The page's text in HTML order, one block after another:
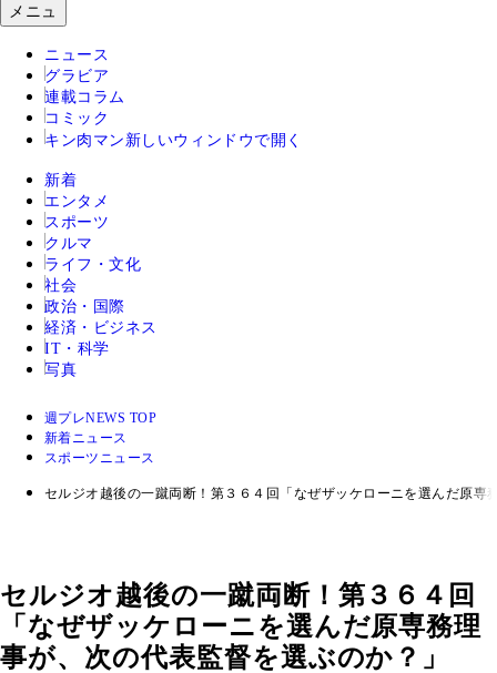
メニュ
ニュース
グラビア
連載コラム
コミック
キン肉マン 新しいウィンドウで開く
新着
エンタメ
スポーツ
クルマ
ライフ・文化
社会
政治・国際
経済・ビジネス
IT・科学
写真
週プレNEWS TOP
新着ニュース
スポーツニュース
セルジオ越後の一蹴両断！第３６４回「なぜザッケローニを選んだ原専
セルジオ越後の一蹴両断！第３６４回
「なぜザッケローニを選んだ原専務理
事が、次の代表監督を選ぶのか？」